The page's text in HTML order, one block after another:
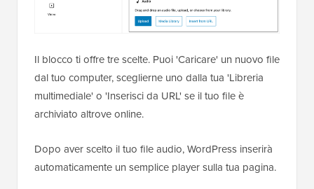
Il blocco ti offre tre scelte. Puoi 'Caricare' un nuovo file
dal tuo computer, sceglierne uno dalla tua 'Libreria
multimediale' o 'Inserisci da URL' se il tuo file è
archiviato altrove online.
Dopo aver scelto il tuo file audio, WordPress inserirà
automaticamente un semplice player sulla tua pagina.